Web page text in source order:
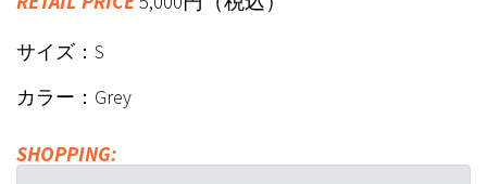
サイズ：S
カラー：Grey
SHOPPING: